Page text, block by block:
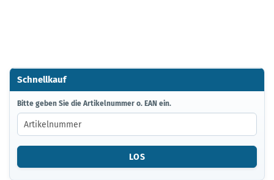
Schnellkauf
BITTE
GEBEN
SIE
DIE
ARTIKELNUMMER
EAN
Bitte geben Sie die Artikelnummer o. EAN ein.
LOS